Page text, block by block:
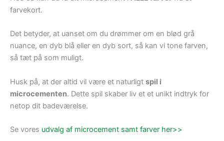
farvekort.
Det betyder, at uanset om du drømmer om en blød grå
nuance, en dyb blå eller en dyb sort, så kan vi tone farven,
så tæt på som muligt.
Husk på, at der altid vil være et naturligt spil i
microcementen. Dette spil skaber liv et et unikt indtryk for
netop dit badeværelse.
Se vores udvalg af microcement samt farver her>>